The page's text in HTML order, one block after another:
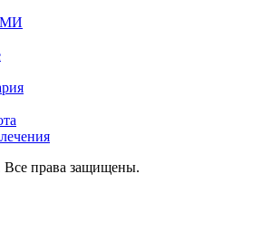
Все права защищены.